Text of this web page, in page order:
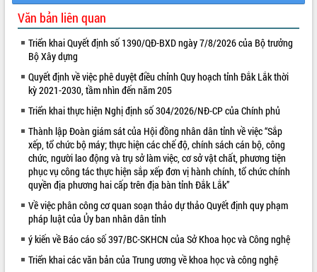
VIDEO
Loading the player...
Trailer Lễ hội Sầu riêng Đắk Lắk năm
2026
Khám bệnh, cấp phát thuốc miễn phí
và tặng quà người dân xã Cư Pui
Hội nghị UBND tỉnh Đắk Lắk thường kỳ
tháng 7/2026
Lễ truy tặng danh hiệu “Bà Mẹ Việt
Văn bản liên quan
Triển khai Quyết định số 1390/QĐ-BXD ngày 7/8/2026 của Bộ trưởng
Bộ Xây dựng
Quyết định về việc phê duyệt điều chỉnh Quy hoạch tỉnh Đắk Lắk thời
kỳ 2021-2030, tầm nhìn đến năm 205
Triển khai thực hiện Nghị định số 304/2026/NĐ-CP của Chính phủ
Thành lập Đoàn giám sát của Hội đồng nhân dân tỉnh về việc “Sắp
xếp, tổ chức bộ máy; thực hiện các chế độ, chính sách cán bộ, công
chức, người lao động và trụ sở làm việc, cơ sở vật chất, phương tiện
phục vụ công tác thực hiện sắp xếp đơn vị hành chính, tổ chức chính
quyền địa phương hai cấp trên địa bàn tỉnh Đắk Lắk”
Về việc phân công cơ quan soạn thảo dự thảo Quyết định quy phạm
pháp luật của Ủy ban nhân dân tỉnh
ý kiến về Báo cáo số 397/BC-SKHCN của Sở Khoa học và Công nghệ
Triển khai các văn bản của Trung ương về khoa học và công nghệ